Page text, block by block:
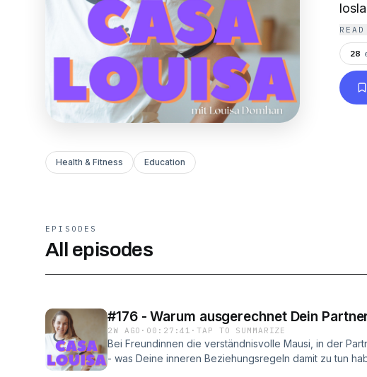
sein. Genau dafür ist CASA LOUISA da. Ein Ort, an dem du nichts leisten
darfst: Auch die Starken brauchen
ein,
28
Health & Fitness Education
EPISODES
All episodes
#176 - Warum ausgerechnet Dein
2W AGO · 00:27:41 ·TAP TO SUMMARIZE
Bei Freundinnen die verständnisvolle Mausi, in der
- was Deine inneren Beziehungsregeln damit zu tun